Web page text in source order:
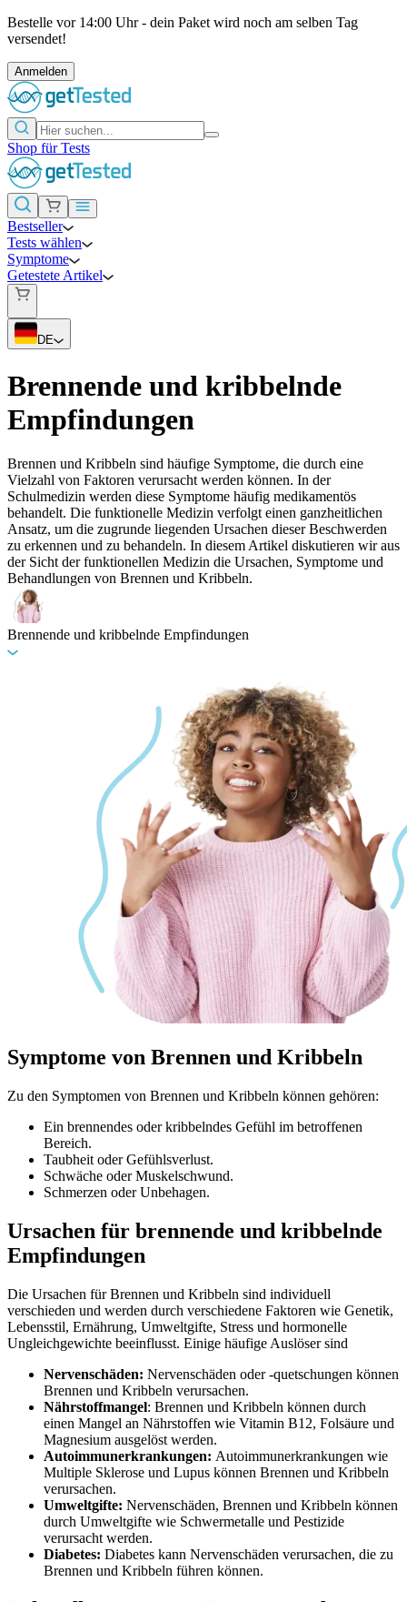
Bestelle vor 14:00 Uhr - dein Paket wird noch am selben Tag
versendet!
Anmelden
Shop für Tests
Bestseller
Tests wählen
Symptome
Getestete Artikel
DE
Brennende und kribbelnde
Empfindungen
Brennen und Kribbeln sind häufige Symptome, die durch eine
Vielzahl von Faktoren verursacht werden können. In der
Schulmedizin werden diese Symptome häufig medikamentös
behandelt. Die funktionelle Medizin verfolgt einen ganzheitlichen
Ansatz, um die zugrunde liegenden Ursachen dieser Beschwerden
zu erkennen und zu behandeln. In diesem Artikel diskutieren wir aus
der Sicht der funktionellen Medizin die Ursachen, Symptome und
Behandlungen von Brennen und Kribbeln.
Brennende und kribbelnde Empfindungen
Symptome von Brennen und Kribbeln
Zu den Symptomen von Brennen und Kribbeln können gehören:
Ein brennendes oder kribbelndes Gefühl im betroffenen
Bereich.
Taubheit oder Gefühlsverlust.
Schwäche oder Muskelschwund.
Schmerzen oder Unbehagen.
Ursachen für brennende und kribbelnde
Empfindungen
Die Ursachen für Brennen und Kribbeln sind individuell
verschieden und werden durch verschiedene Faktoren wie Genetik,
Lebensstil, Ernährung, Umweltgifte, Stress und hormonelle
Ungleichgewichte beeinflusst. Einige häufige Auslöser sind
Nervenschäden: Nervenschäden oder -quetschungen können
Brennen und Kribbeln verursachen.
Nährstoffmangel: Brennen und Kribbeln können durch
einen Mangel an Nährstoffen wie Vitamin B12, Folsäure und
Magnesium ausgelöst werden.
Autoimmunerkrankungen: Autoimmunerkrankungen wie
Multiple Sklerose und Lupus können Brennen und Kribbeln
verursachen.
Umweltgifte: Nervenschäden, Brennen und Kribbeln können
durch Umweltgifte wie Schwermetalle und Pestizide
verursacht werden.
Diabetes: Diabetes kann Nervenschäden verursachen, die zu
Brennen und Kribbeln führen können.